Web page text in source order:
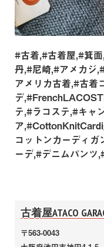
#古着,#古着屋,#箕
丹,#尼崎,#アメカジ
アメリカ古着,#古着
デ
テ,#ラコステ,#キャ
ア
コットンカーディ
ーデ,#デニムパンツ
古着屋ATACO
〒563-0043